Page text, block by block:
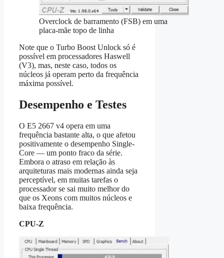
Overclock de barramento (FSB) em uma
placa-mãe topo de linha
Note que o Turbo Boost Unlock só é
possível em processadores Haswell
(V3), mas, neste caso, todos os
núcleos já operam perto da frequência
máxima possível.
Desempenho e Testes
O E5 2667 v4 opera em uma
frequência bastante alta, o que afetou
positivamente o desempenho Single-
Core — um ponto fraco da série.
Embora o atraso em relação às
arquiteturas mais modernas ainda seja
perceptível, em muitas tarefas o
processador se sai muito melhor do
que os Xeons com muitos núcleos e
baixa frequência.
CPU-Z